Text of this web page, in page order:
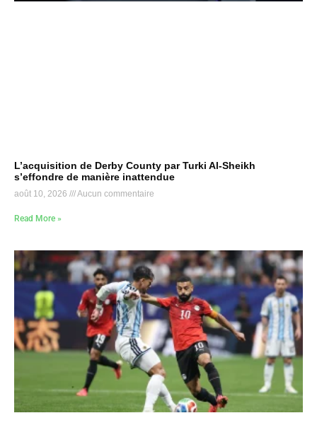
L’acquisition de Derby County par Turki Al-Sheikh
s’effondre de manière inattendue
août 10, 2026 Aucun commentaire
Read More »